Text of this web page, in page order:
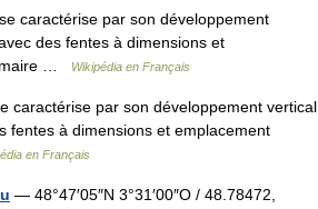
caractérise par son développement
des fentes à dimensions et
…
Wikipédia en Français
caractérise par son développement vertical
fentes à dimensions et emplacement
en Français
— 48°47′05″N 3°31′00″O / 48.78472,